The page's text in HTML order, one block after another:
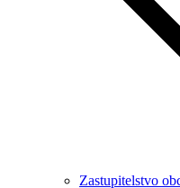
Zastupitelstvo